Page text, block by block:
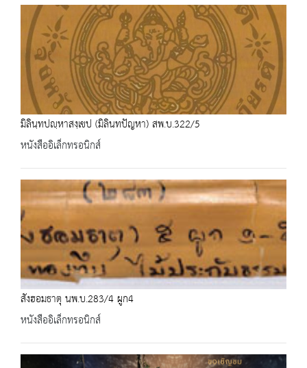
มิลินฺทปญฺหาสงฺเขป (มิลินทปัญหา) สพ.บ.322/5
หนังสืออิเล็กทรอนิกส์
สังฮอมธาตุ นพ.บ.283/4 ผูก4
หนังสืออิเล็กทรอนิกส์